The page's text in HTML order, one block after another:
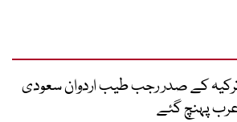
کے صدر رجب طیب اردوان سعودی
پہنچ گئے